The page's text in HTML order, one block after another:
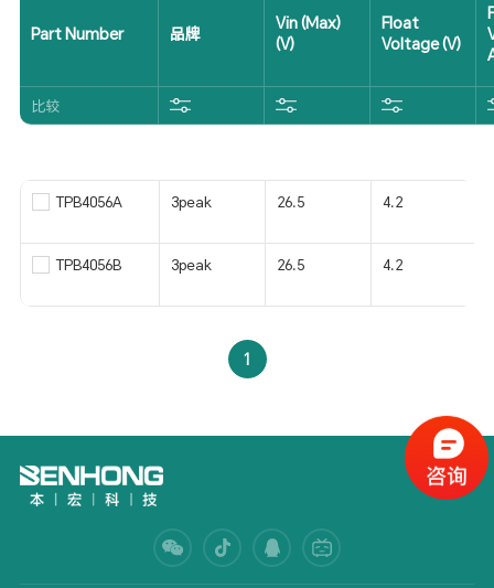
Part Number 品牌
Vin (Max)
(V)
Float
Voltage (V)
比较
TPB4056A 3peak 26.5 4.2
TPB4056B 3peak 26.5 4.2
1